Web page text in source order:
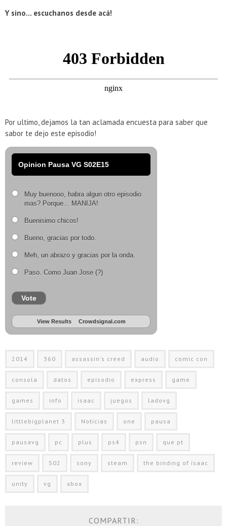
Y sino… escuchanos desde acá!
Por ultimo, dejamos la tan aclamada encuesta para saber que
sabor te dejo este episodio!
Opinion Pausa VG S02E15
Muy buenooo, habra algun otro episodio
mas? Porque... MANIJA!
Buenisimo chicos!
Bueno, gracias por todo.
Meh, un abrazo y gracias por la onda.
Paso. Como Juan Jose (?)
Vote
View Results Crowdsignal.com
2014 360 assassin's creed audio comic con
consola datos episodio express game
games info isaac juegos ladovg
littlebigplanet 3 Noticias one pausa
pausavg pc plus ps4 psn que pt
review S02 sony steam the binding of isaac
unity vg xbox
COMPARTIR: